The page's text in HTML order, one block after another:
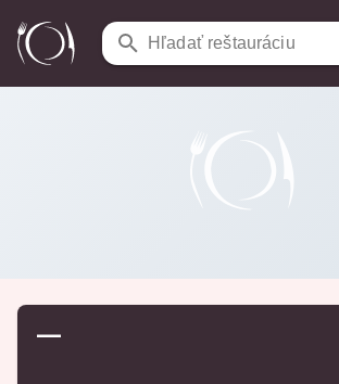
Hľadať reštauráciu
Reštaurácie /
—